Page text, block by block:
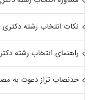
نکات انتخاب رشته دکتری
راهنمای انتخاب رشته
حدنصاب تراز دعوت به